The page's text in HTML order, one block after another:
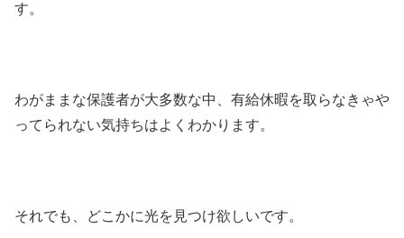
す。
わがままな保護者が大多数な中、有給休暇を取らなきゃや
ってられない気持ちはよくわかります。
それでも、どこかに光を見つけ欲しいです。